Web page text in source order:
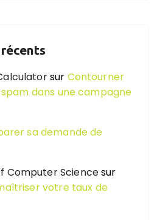
sur Contourner
dans une campagne
sa demande de
Computer Sciencesur
votre taux de